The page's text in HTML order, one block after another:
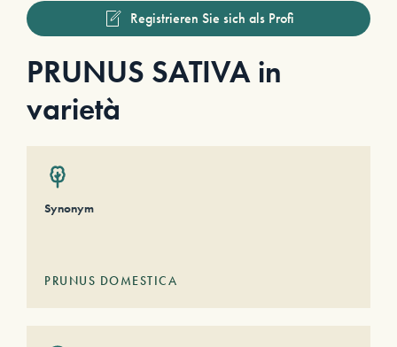
Registrieren Sie sich als Profi
PRUNUS SATIVA in
varietà
Synonym
PRUNUS DOMESTICA